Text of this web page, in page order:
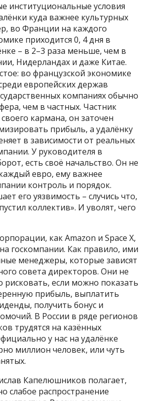
институциональные условия
куда важнее культурных
во Франции на каждого
приходится 0, 4 дня в
– в 2–3 раза меньше, чем в
Нидерландах и даже Китае.
во французской экономике
европейских держав
компаниях обычно
чем в частных. Частник
кармана, он заточен
прибыль, а удалёнку
в зависимости от реальных
У руководителя в
есть своё начальство. Он не
евро, ему важнее
контроль и порядок.
его уязвимость – случись что,
коллектив». И уволят, чего
как Amazon и Space X,
госкомпании. Как правило, ими
менеджеры, которые зависят
совета директоров. Они не
рисковать, если можно показать
прибыль, выплатить
получить бонус и
В России в ряде регионов
трудятся на казённых
у нас на удалёнке
миллион человек, или чуть
Капелюшников полагает,
слабое распространение